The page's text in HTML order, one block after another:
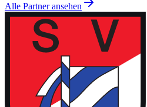
Alle Partner ansehen